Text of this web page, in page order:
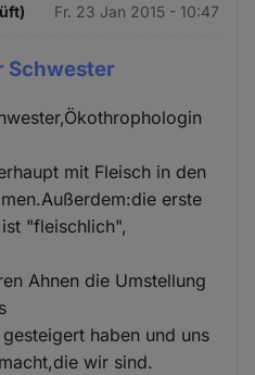
Fr. 23 Jan 2015 - 10:47
Schwester
mit Fleisch in den
erste
"fleischlich",
Ahnen die Umstellung
haben und uns
wir sind.